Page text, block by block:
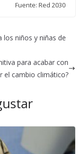
Fuente: Red 2030
los niños y niñas de
para acabar con
el cambio climático?